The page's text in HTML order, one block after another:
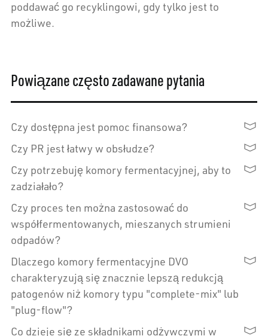
poddawać go recyklingowi, gdy tylko jest to
możliwe.
Powiązane często zadawane pytania
Czy dostępna jest pomoc finansowa?
Czy PR jest łatwy w obsłudze?
Czy potrzebuję komory fermentacyjnej, aby to
zadziałało?
Czy proces ten można zastosować do
współfermentowanych, mieszanych strumieni
odpadów?
Dlaczego komory fermentacyjne DVO
charakteryzują się znacznie lepszą redukcją
patogenów niż komory typu "complete-mix" lub
"plug-flow"?
Co dzieje się ze składnikami odżywczymi w